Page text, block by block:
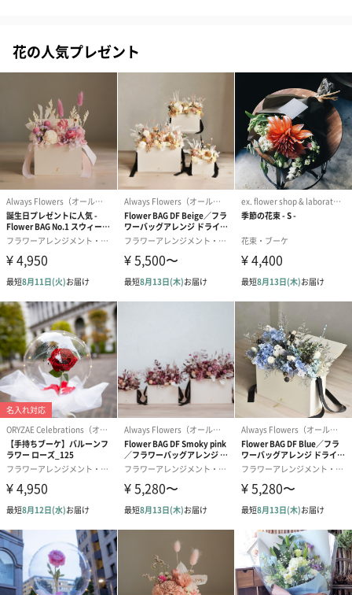
花の人気プレゼント